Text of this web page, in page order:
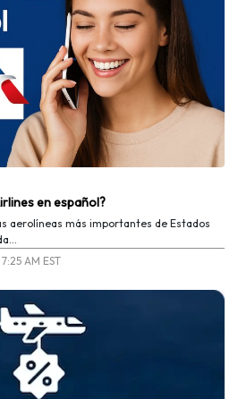
en español?
aerolíneas más importantes de Estados
AM EST